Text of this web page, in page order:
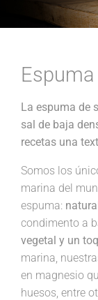
La espuma de
sal de baja
recetas una
Somos los
marina del
espuma:
condimento a
vegetal y un
marina,
en magnesio
huesos, entre